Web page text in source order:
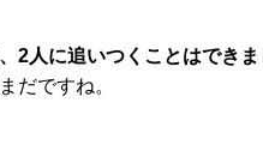
人に追いつくことはできま
ですね。